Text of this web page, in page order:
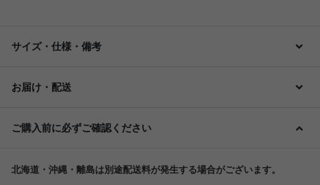
サイズ・仕様・備考
お届け・配送
ご購入前に必ずご確認ください
北海道・沖縄・離島は別途配送料が発生する場合がございます。